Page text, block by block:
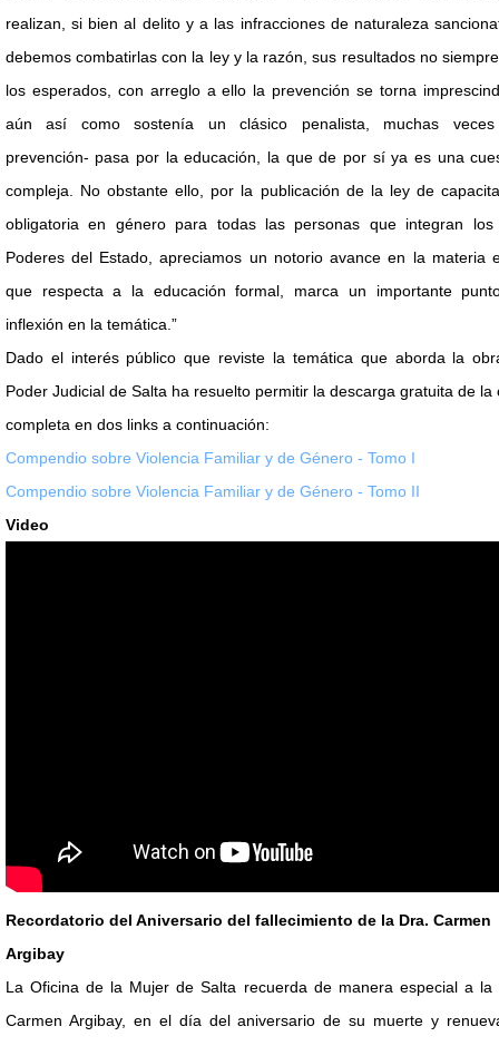
realizan, si bien al delito y a las infracciones de naturaleza
debemos combatirlas con la ley y la razón, sus resultados no
los esperados, con arreglo a ello la prevención se torna
aún así como sostenía un clásico penalista, muchas
prevención- pasa por la educación, la que de por sí ya es una
compleja. No obstante ello, por la publicación de la ley de
obligatoria en género para todas las personas que integran los
Poderes del Estado, apreciamos un notorio avance en la materia
que respecta a la educación formal, marca un importante
inflexión en la temática.”
Dado el interés público que reviste la temática que aborda la
Poder Judicial de Salta ha resuelto permitir la descarga gratuita de la
completa en dos links a continuación:
Compendio sobre Violencia Familiar y de Género - Tomo I
Compendio sobre Violencia Familiar y de Género - Tomo II
Video
Recordatorio del Aniversario del fallecimiento de la Dra. Carmen
Argibay
La Oficina de la Mujer de Salta recuerda de manera especial a la
Carmen Argibay, en el día del aniversario de su muerte y